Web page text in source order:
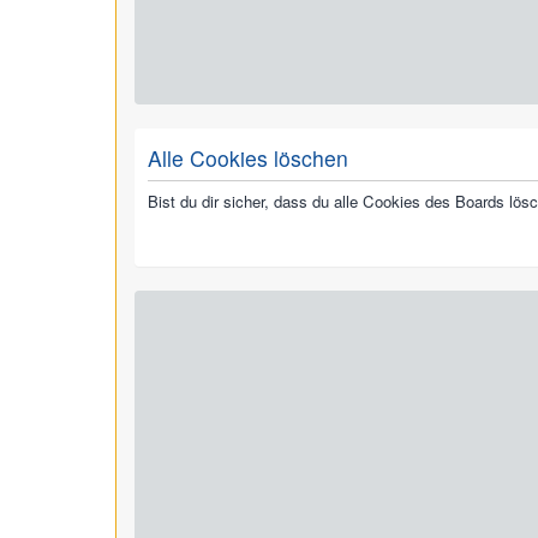
Alle Cookies löschen
Bist du dir sicher, dass du alle Cookies des Boards